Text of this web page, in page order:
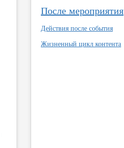
После мероприятия
Действия после события
Жизненный цикл контента